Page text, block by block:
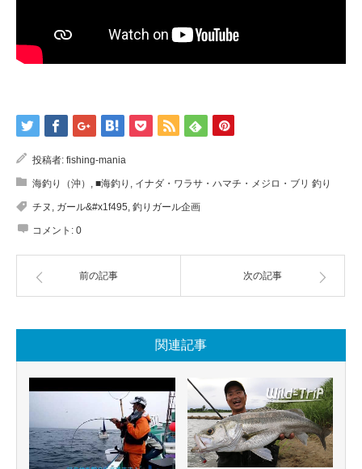
投稿者: fishing-mania
海釣り（沖） , ■海釣り , イナダ・ワラサ・ハマチ・メジロ・ブリ 釣り
チヌ , ガール&#x1f495, 釣りガール企画
コメント: 0
前の記事 次の記事
関連記事